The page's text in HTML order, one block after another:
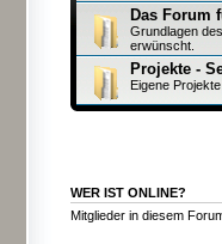
Das Forum
Grundlagen
erwünscht.
Projekte -
Eigene
WER IST ONLINE?
Mitglieder in diesem